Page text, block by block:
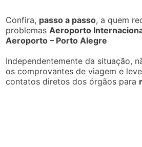
Confira, passo a passo, a quem
problemasAeroporto
Aeroporto – Porto Alegre
Independentemente da situação,
os comprovantes de viagem e
contatos diretos dos órgãos para